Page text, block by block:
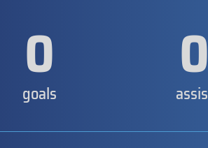
0
goals 0